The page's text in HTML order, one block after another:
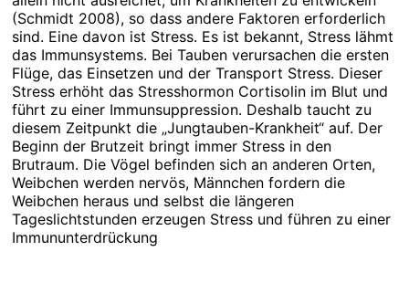
(Schmidt 2008), so dass andere Faktoren erforderlich
sind. Eine davon ist Stress. Es ist bekannt, Stress lähmt
das Immunsystems. Bei Tauben verursachen die ersten
Flüge, das Einsetzen und der Transport Stress. Dieser
Stress erhöht das Stresshormon Cortisolin im Blut und
führt zu einer Immunsuppression. Deshalb taucht zu
diesem Zeitpunkt die „Jungtauben-Krankheit“ auf. Der
Beginn der Brutzeit bringt immer Stress in den
Brutraum. Die Vögel befinden sich an anderen Orten,
Weibchen werden nervös, Männchen fordern die
Weibchen heraus und selbst die längeren
Tageslichtstunden erzeugen Stress und führen zu einer
Immununterdrückung